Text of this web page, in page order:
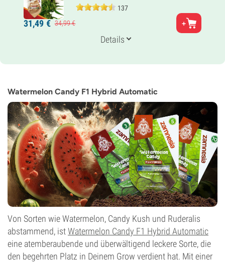
137
Eltern
Face Off OG x OG Kush Breath
Indicadominierte Autoflower
10-11 wochen von der Saat bis zur Ernte
CBD
Gering
Blütentyp
Autoflowering
31,49 € 34,99€
Details
Watermelon Candy F1 Hybrid Automatic
Von Sorten wie Watermelon, Candy Kush und Ruderalis
abstammend, istWatermelon Candy F1 Hybrid Automatic
eine atemberaubende und überwältigend leckere Sorte, die
den begehrten Platz in Deinem Grow verdient hat. Mit einer